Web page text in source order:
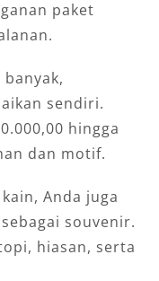
paket
sendiri.
hingga
dan motif.
Anda juga
souvenir.
hiasan, serta